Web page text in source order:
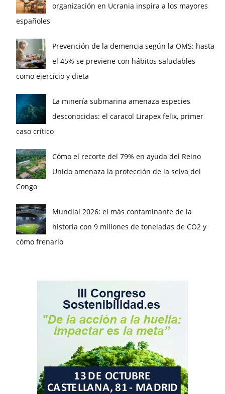
organización en Ucrania inspira a los mayores
españoles
Prevención de la demencia según la OMS: hasta
el 45% se previene con hábitos saludables
como ejercicio y dieta
La minería submarina amenaza especies
desconocidas: el caracol Lirapex felix, primer
caso crítico
Cómo el recorte del 79% en ayuda del Reino
Unido amenaza la protección de la selva del
Congo
Mundial 2026: el más contaminante de la
historia con 9 millones de toneladas de CO2 y
cómo frenarlo